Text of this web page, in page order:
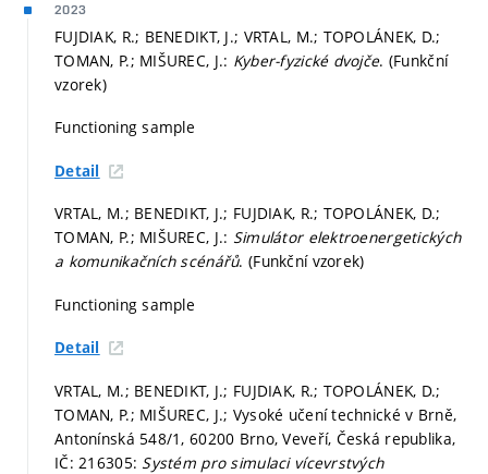
2023
FUJDIAK, R.; BENEDIKT, J.; VRTAL, M.; TOPOLÁNEK, D.;
TOMAN, P.; MIŠUREC, J.: Kyber-fyzické dvojče. (Funkční
vzorek)
Functioning sample
Detail
VRTAL, M.; BENEDIKT, J.; FUJDIAK, R.; TOPOLÁNEK, D.;
TOMAN, P.; MIŠUREC, J.: Simulátor elektroenergetických
a komunikačních scénářů. (Funkční vzorek)
Functioning sample
Detail
VRTAL, M.; BENEDIKT, J.; FUJDIAK, R.; TOPOLÁNEK, D.;
TOMAN, P.; MIŠUREC, J.; Vysoké učení technické v Brně,
Antonínská 548/1, 60200 Brno, Veveří, Česká republika,
IČ: 216305: Systém pro simulaci vícevrstvých